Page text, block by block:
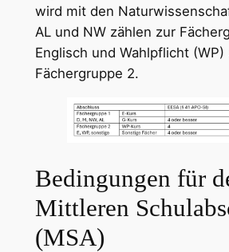
wird mit den
AL und NW zählen zur
Englisch und Wahlpflicht (WP)
Fächergruppe 2.
Bedingungen für
Mittleren
(MSA)